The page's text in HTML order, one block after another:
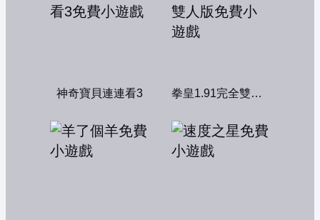
神奇寶貝連連看3 拳皇1.91完全雙人版